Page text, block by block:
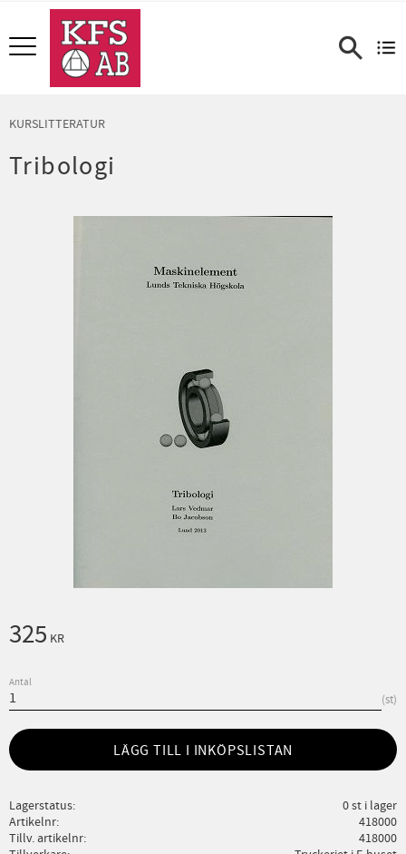
Meny
KURSLITTERATUR
Tribologi
325 KR
Antal
st
LÄGG TILL I INKÖPSLISTAN
Lagerstatus
0 st i lager
Artikelnr
418000
Tillv. artikelnr
418000